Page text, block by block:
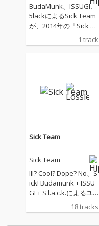
BudaMunk、ISSUGI、
5lackによるSick Team
が、2014年の「Sick Te
am II」以来となる作品
を8年振りにリリー
デビュー時から、グラ
イミーなノリは今も健
人による、ドリーム・
チームが再び集結し
1 track
Sick Team
Sick Team
Ill? Cool? Dope? No、S
ick! Budamunk + ISSU
GI + S.l.a.c.k.によるユ
ニット、SICK TEAM、
本格始動！
18 tracks